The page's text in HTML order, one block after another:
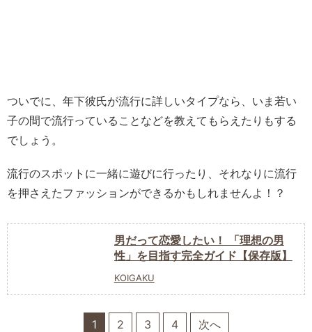
ついでに、年下彼氏が流行に詳しいタイプなら、いま若い
子の間で流行っていることなどを教えてもらえたりもする
でしょう。
流行のスポットに一緒に遊びに行ったり、それなりに流行
を押さえたファッションができるかもしれませんよ！？
男だって恋愛したい！ 「理想の男
性」を目指す完全ガイド【保存版】
KOIGAKU
1 2 3 4 次へ